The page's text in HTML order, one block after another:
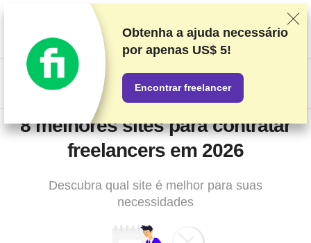
Classificamos os fornecedores com base em testes e pesquisas
rigorosos, mas também levamos em consideração seu feedback
e nossos acordos comerciais com provedores. Esta página
contém links de afiliados.
Divulgação de Publicidade
8 melhores sites para contratar
freelancers em 2026
Descubra qual site é melhor para suas
necessidades
Obtenha a ajuda necessário
por apenas US$ 5!
Encontrar freelancer